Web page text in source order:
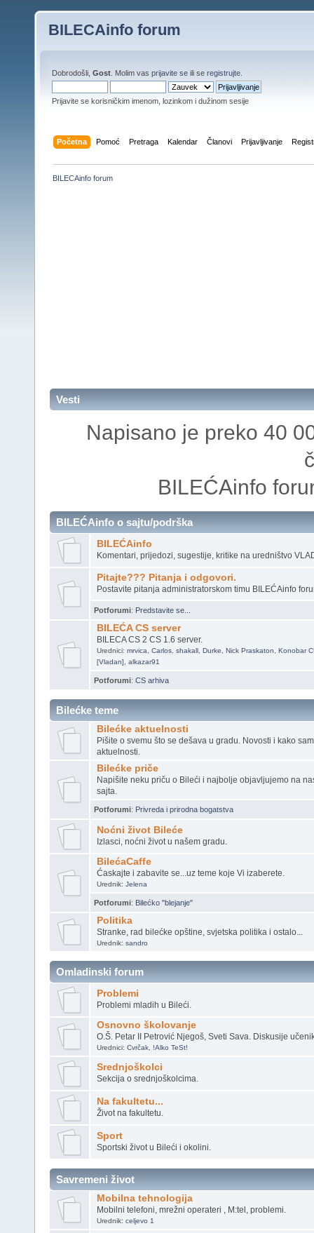
BILECAinfo forum
Dobrodošli, Gost . Molim vas prijavite se ili se registrujte
Prijavite se korisničkim imenom, lozinkom i dužinom sesije
Početna Pomoć Pretraga Kalendar Članovi Prijavljivanje
BILECAinfo forum
Vesti
Napisano je preko 40
BILEĆAinfo
BILEĆAinfo o sajtu/podrška
BILEĆAinfo
Komentari, prijedozi, sugestije, kritike na uredništvo
Pitajte??? Pitanja i odgovori.
Postavite pitanja administratorskom timu BILEĆAinfo
Potforumi: Predstavite se...
BILEĆA CS server
BILECA CS 2 CS 1.6 server.
Urednici: mrvica Carlos, shakall, Durke Nick Praskaton
Konobar
[Vladan]
alkazar91
Potforumi: CS arhiva
Bilećke teme
Bilećke aktuelnosti
Pišite o svemu što se dešava u gradu. Novosti i kako
aktuelnosti.
Bilećke priče
Napišite neku priču o Bileći i najbolje objavljujemo na
sajta.
Potforumi: Privreda i prirodna bogatstva
Noćni život Bileće
Izlasci, noćni život u našem gradu.
BilećaCaffe
Ćaskajte i zabavite se...uz teme koje Vi izaberete.
Urednik: Jelena
Potforumi: Bilećko "blejanje"
Politika
Stranke, rad bilećke opštine, svjetska politika i ostalo...
Urednik: sandro
Omladinski forum
Problemi
Problemi mladih u Bileći.
Osnovno školovanje
O.Š. Petar II Petrović Njegoš, Sveti Sava. Diskusije
Urednici: Cvrčak, !Alko TeSt!
Srednjoškolci
Sekcija o srednjoškolcima.
Na fakultetu...
Život na fakultetu.
Sport
Sportski život u Bileći i okolini.
Savremeni život
Mobilna tehnologija
Mobilni telefoni, mrežni operateri , M:tel, problemi.
Urednik: celjevo 1